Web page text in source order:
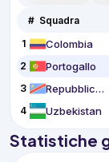
# Squadra
1
Colombia
2
Portogallo
3
Repubblica Democratica del Congo
4
Uzbekistan
Statistiche